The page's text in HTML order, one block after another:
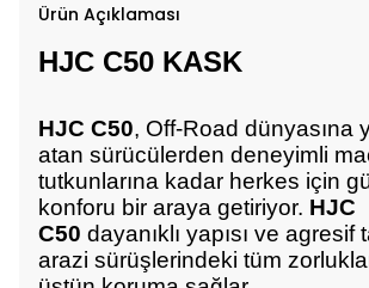
Ürün Açıklaması
HJC C50 KASK
HJC C50, Off-Road dünyasına
atan sürücülerden deneyimli
tutkunlarına kadar herkes için
konforu bir araya getiriyor. HJC
C50 dayanıklı yapısı ve agresif
arazi sürüşlerindeki tüm